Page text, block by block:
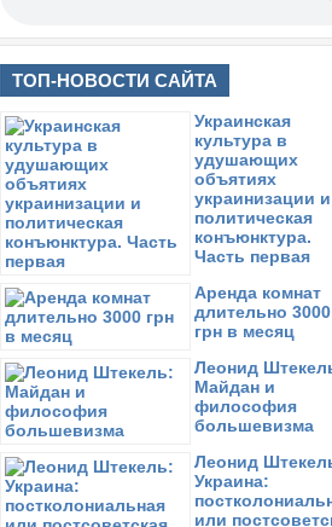
ТОП-НОВОСТИ САЙТА
Украинская
культура в
удушающих
объятиях
украинизации и
политическая
конъюнктура.
Часть первая
Аренда комнат
длительно 3000
грн в месяц
Леонид
Майдан и
философия
большевизма
Леонид
Украина:
или